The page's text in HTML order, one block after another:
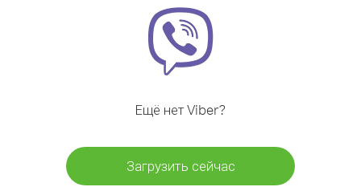
Ещё нет Viber?
Загрузить сейчас